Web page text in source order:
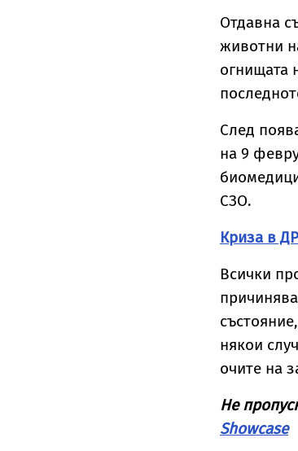
Отдавна
животни
огнищата
След
на 9
СЗО.
Криза в
Всички
някои
очите на
Не
Showcase